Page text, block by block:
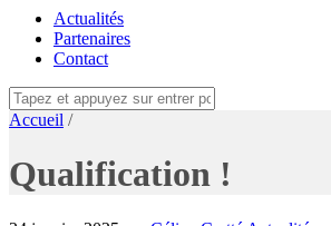
Actualités
Partenaires
Contact
Accueil /
Qualification !